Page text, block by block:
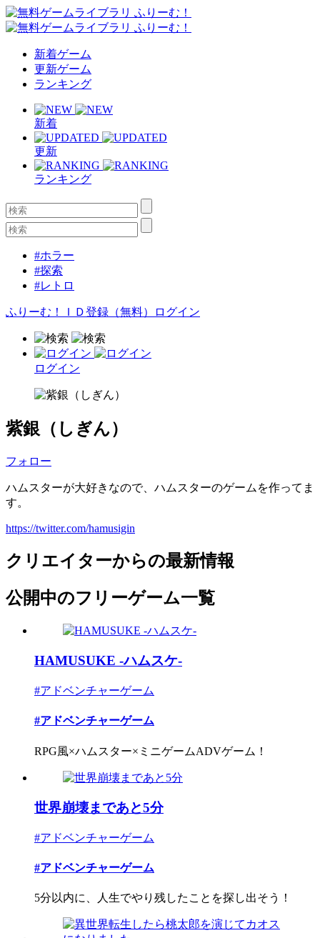
新着ゲーム
更新ゲーム
ランキング
新着
更新
ランキング
#ホラー
#探索
#レトロ
ふりーむ！ＩＤ登録（無料） ログイン
ログイン
紫銀（しぎん）
フォロー
ハムスターが大好きなので、ハムスターのゲームを作ってま
す。
https://twitter.com/hamusigin
クリエイターからの最新情報
公開中のフリーゲーム一覧
HAMUSUKE -ハムスケ-
#アドベンチャーゲーム
#アドベンチャーゲーム
RPG風×ハムスター×ミニゲームADVゲーム！
世界崩壊まであと5分
#アドベンチャーゲーム
#アドベンチャーゲーム
5分以内に、人生でやり残したことを探し出そう！